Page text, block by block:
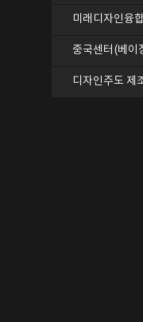
미래디자인융
중국센터(베이
디자인주도 제